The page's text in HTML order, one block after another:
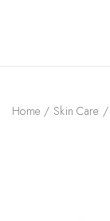
Home / Skin Care /